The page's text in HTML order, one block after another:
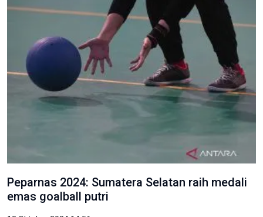
Peparnas 2024: Sumatera Selatan raih medali
emas goalball putri